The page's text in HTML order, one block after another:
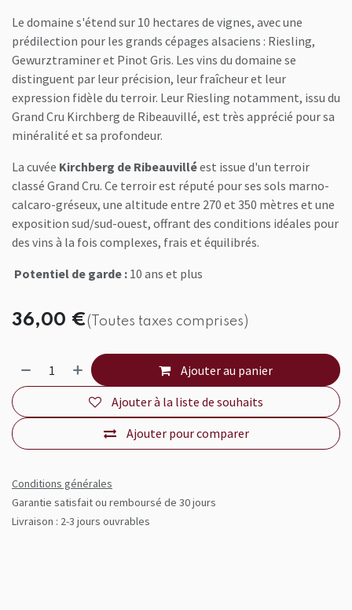
Le domaine s'étend sur 10 hectares de vignes, avec une
prédilection pour les grands cépages alsaciens : Riesling,
Gewurztraminer et Pinot Gris. Les vins du domaine se
distinguent par leur précision, leur fraîcheur et leur
expression fidèle du terroir. Leur Riesling notamment, issu du
Grand Cru Kirchberg de Ribeauvillé, est très apprécié pour sa
minéralité et sa profondeur.
La cuvée Kirchberg de Ribeauvilléest issue d'un terroir
classé Grand Cru. Ce terroir est réputé pour ses sols marno-
calcaro-gréseux, une altitude entre 270 et 350 mètres et une
exposition sud/sud-ouest, offrant des conditions idéales pour
des vins à la fois complexes, frais et équilibrés.
Potentiel de garde : 10 ans et plus
36,00 €(Toutes taxes comprises)
Ajouter au panier
Ajouter pour comparer
Ajouter à la liste de souhaits
Conditions générales
Garantie satisfait ou remboursé de 30 jours
Livraison : 2-3 jours ouvrables